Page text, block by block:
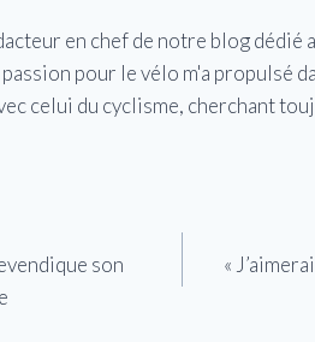
en chef de notre blog dédié
pour le vélo m'a propulsé
celui du cyclisme, cherchant
son
«